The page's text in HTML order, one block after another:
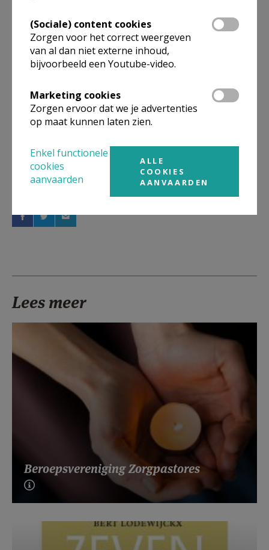
Pastorale zone Sint-Norbertus - Grimbergen
Artikel
Lees meer
Beroepsvereniging Zorgpastores
(Sociale) content cookies
Zorgen voor het correct weergeven
van al dan niet externe inhoud,
bijvoorbeeld een Youtube-video.
Marketing cookies
Zorgen ervoor dat we je advertenties
op maat kunnen laten zien.
Enkel functionele
cookies
aanvaarden
ALLE
COOKIES
AANVAARDEN